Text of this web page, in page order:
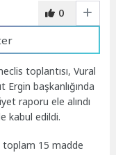
0
toplantısı, Vural
Ergin başkanlığında
raporu ele alındı
kabul edildi.
toplam 15 madde